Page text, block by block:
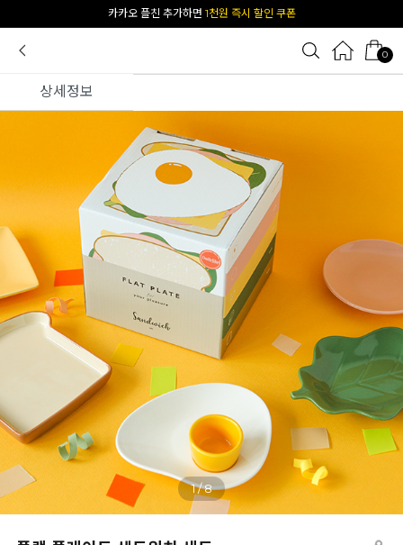
[공식몰 단독] 앱 다운받고2% 결제 할인 받기
0
상세정보
1/8